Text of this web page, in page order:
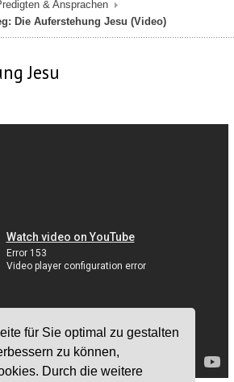
für Sie optimal zu gestalten
zu können,
Durch die weitere
& Ansprachen
Die Auferstehung Jesu (Video)
Jesu